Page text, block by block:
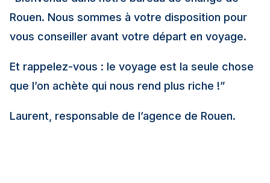
Rouen. Nous sommes à votre disposition pour
vous conseiller avant votre départ en voyage.
Et rappelez-vous : le voyage est la seule chose
que l’on achète qui nous rend plus riche !”
Laurent, responsable de l’agence de Rouen.